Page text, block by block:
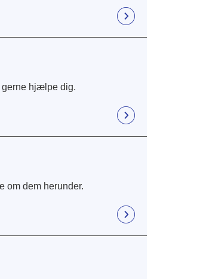
gerne hjælpe dig.
om dem herunder.